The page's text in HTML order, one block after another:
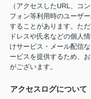
（アクセスしたURL、コ
フォン等利用時のユーザ
することがあります。た
ドレスや氏名などの個人
けサービス・メール配信
ービスを提供するため、
がございます。
アクセスログについて